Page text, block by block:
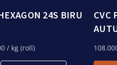
24S BIRU
/ kg (roll)
CVC